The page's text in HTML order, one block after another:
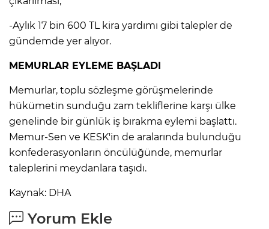
-Aylık 17 bin 600 TL kira yardımı gibi talepler de
gündemde yer alıyor.
MEMURLAR EYLEME BAŞLADI
Memurlar, toplu sözleşme görüşmelerinde
hükümetin sunduğu zam tekliflerine karşı ülke
genelinde bir günlük iş bırakma eylemi başlattı.
Memur-Sen ve KESK'in de aralarında bulunduğu
konfederasyonların öncülüğünde, memurlar
taleplerini meydanlara taşıdı.
Kaynak: DHA
Yorum Ekle